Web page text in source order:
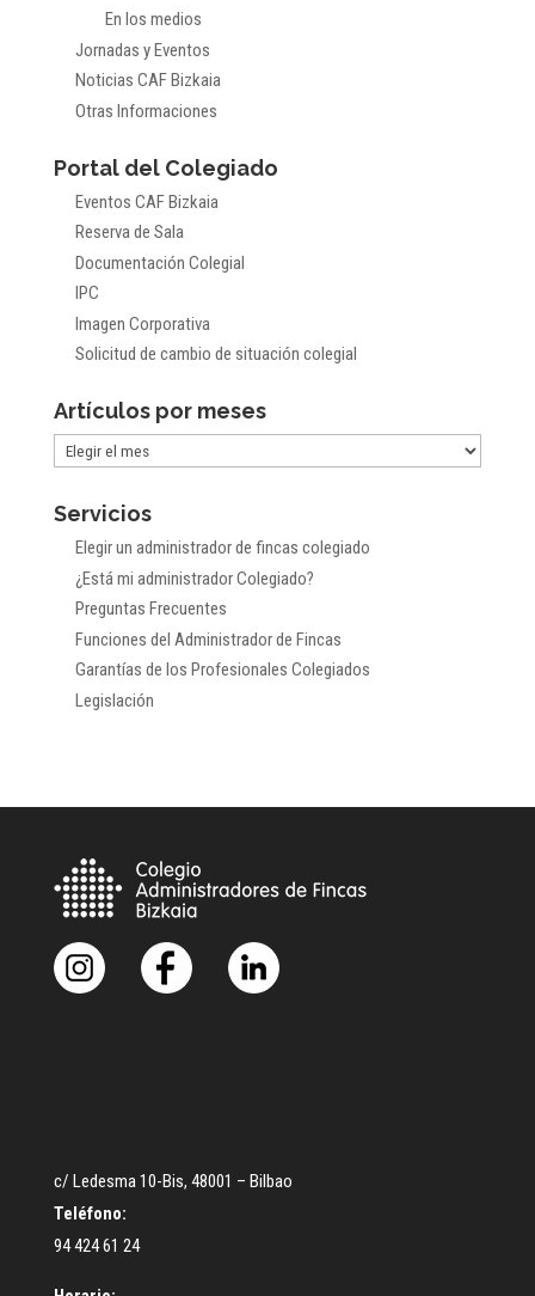
En los medios
Jornadas y Eventos
Noticias CAF Bizkaia
Otras Informaciones
Portal del Colegiado
Eventos CAF Bizkaia
Reserva de Sala
Documentación Colegial
IPC
Imagen Corporativa
Solicitud de cambio de situación colegial
Artículos por meses
Artículos
meses
Servicios
Elegir un administrador de fincas colegiado
¿Está mi administrador Colegiado?
Preguntas Frecuentes
Funciones del Administrador de Fincas
Garantías de los Profesionales Colegiados
Legislación
c/ Ledesma 10-Bis, 48001 – Bilbao
Teléfono:
94 424 61 24